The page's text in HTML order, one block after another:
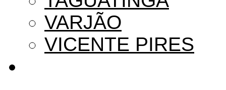
VARJÃO
VICENTE PIRES